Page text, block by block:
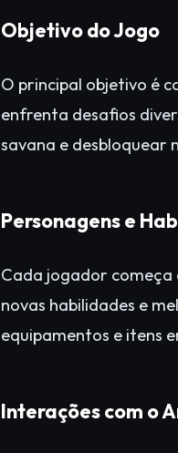
Objetivo do Jogo
O principal objetivo é
enfrenta desafios
savana e desbloquear
Personagens e
Cada jogador começa
novas habilidades e
equipamentos e itens
Interações com o